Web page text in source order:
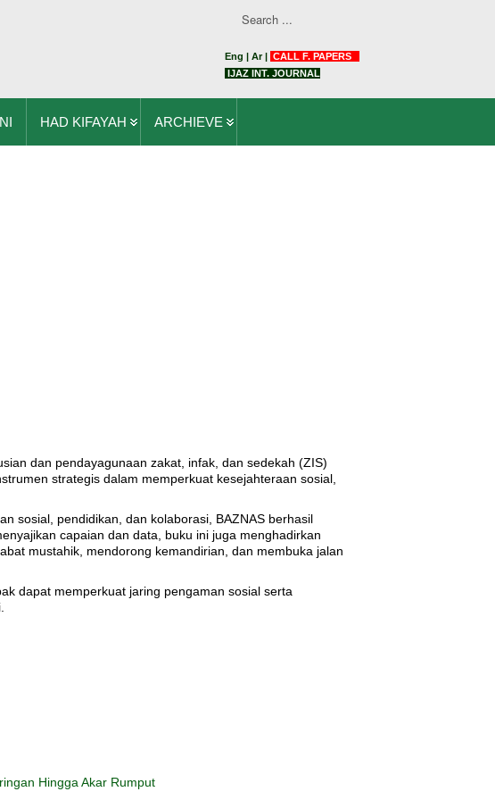
Eng | Ar| CALL F. PAPERS
IJAZ INT. JOURNAL
HAD KIFAYAH ARCHIEVE
dan pendayagunaan zakat, infak, dan sedekah (ZIS)
strategis dalam memperkuat kesejahteraan sosial,
sosial, pendidikan, dan kolaborasi, BAZNAS berhasil
capaian dan data, buku ini juga menghadirkan
mustahik, mendorong kemandirian, dan membuka jalan
dapat memperkuat jaring pengaman sosial serta
Hingga Akar Rumput